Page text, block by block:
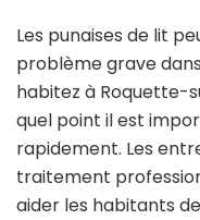
Les punaises de lit
problème grave
habitez à Roquette-
quel point il est
rapidement. Les
traitement
aider les habitants